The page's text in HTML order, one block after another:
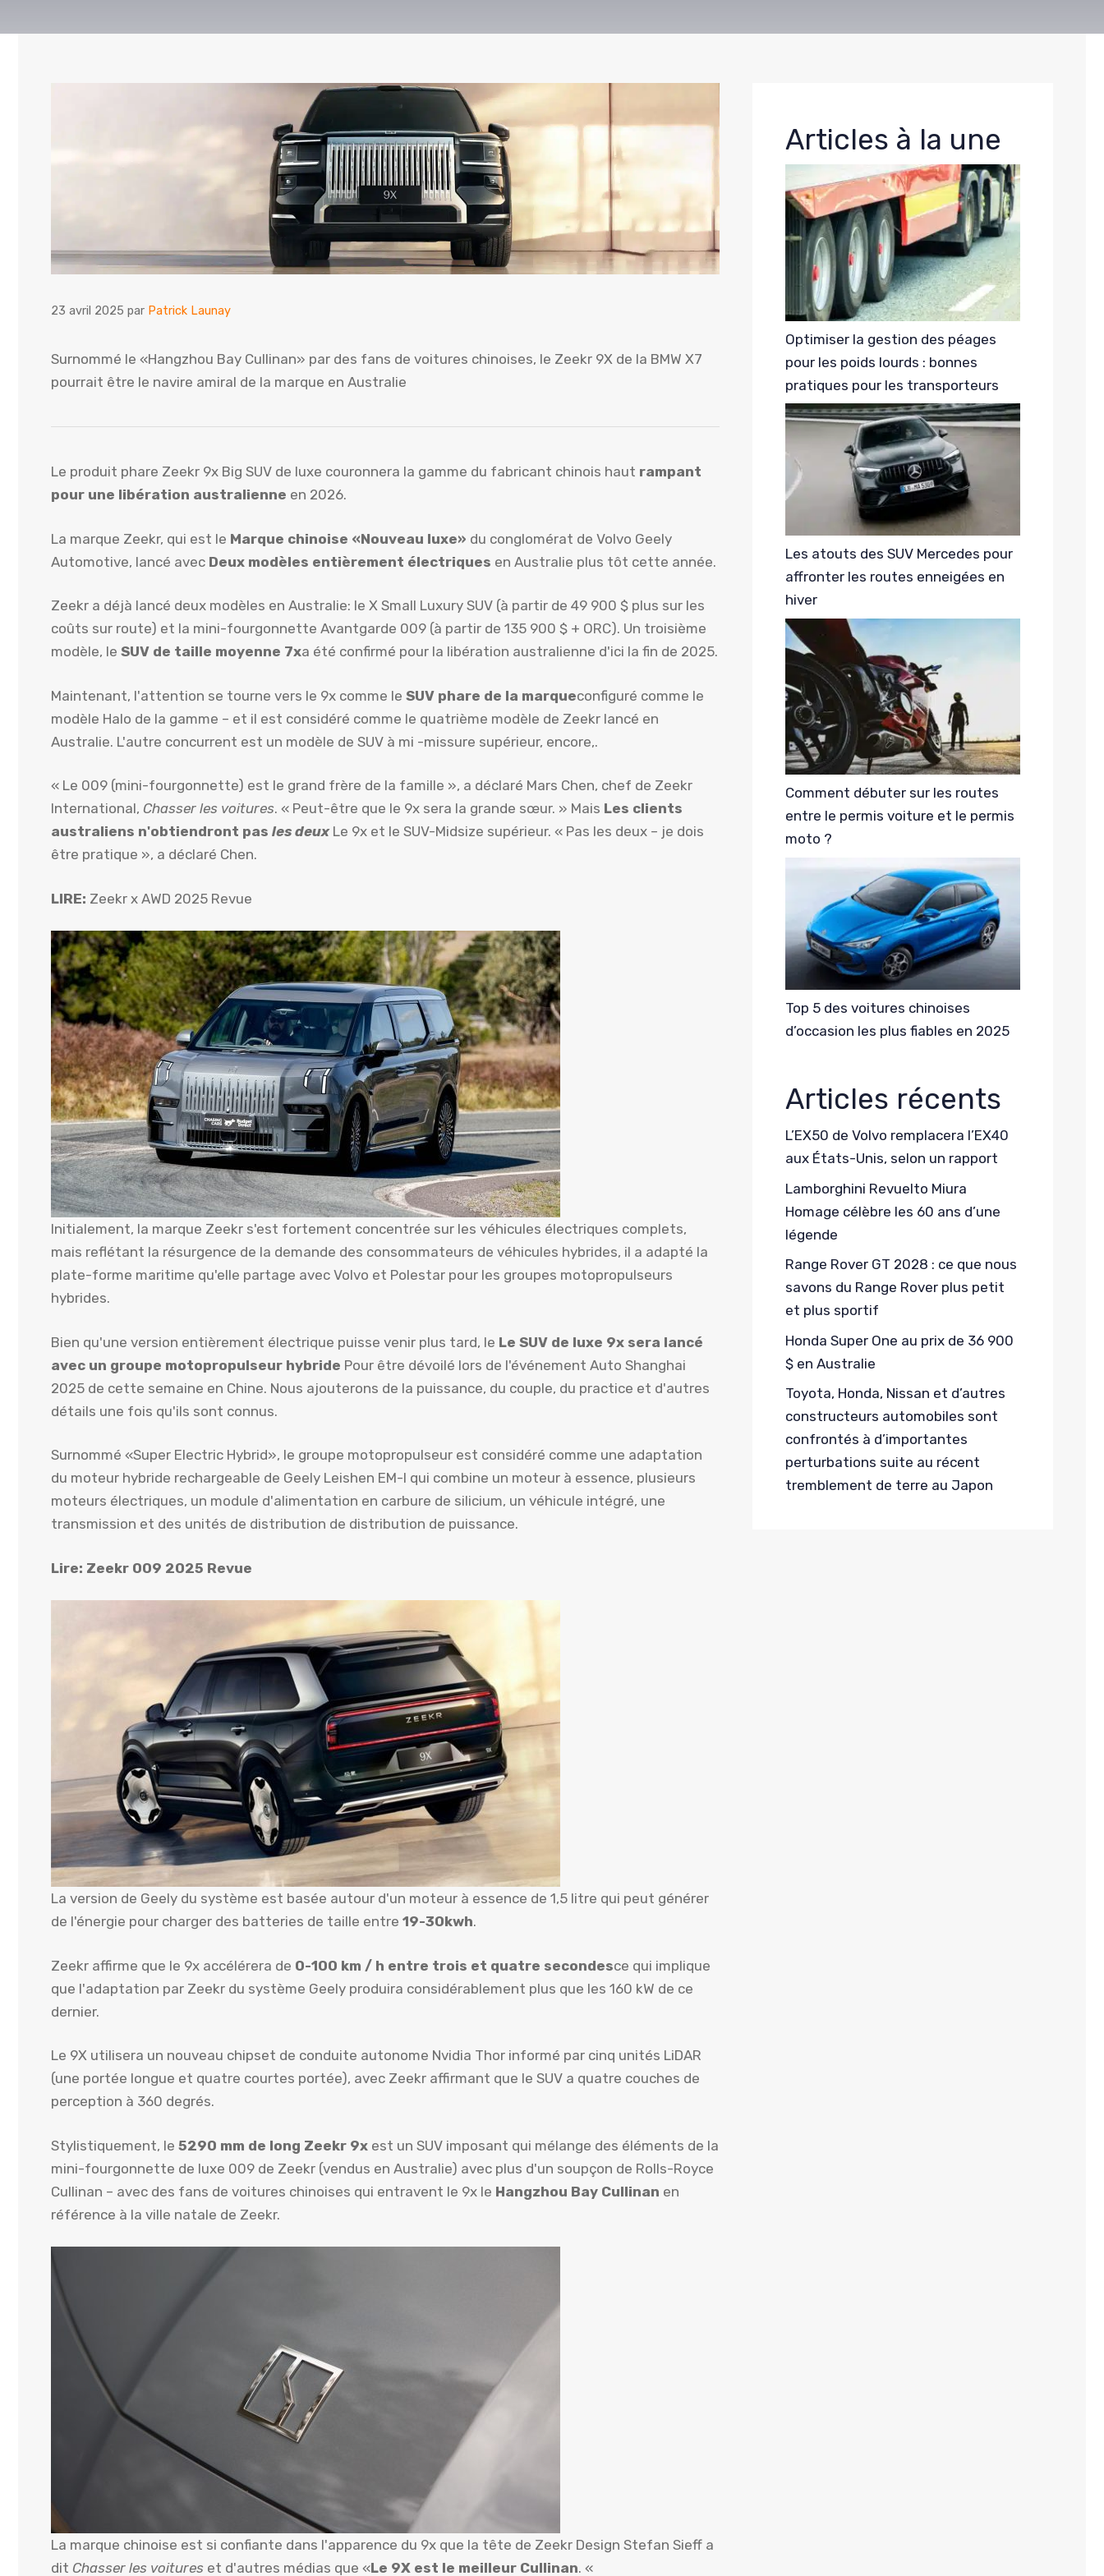
23 avril 2025 par Patrick Launay
Surnommé le «Hangzhou Bay Cullinan» par des fans de voitures chinoises, le Zeekr 9X de la BMW X7
pourrait être le navire amiral de la marque en Australie
Le produit phare Zeekr 9x Big SUV de luxe couronnera la gamme du fabricant chinois haut rampant
pour une libération australienne en 2026.
La marque Zeekr, qui est le Marque chinoise «Nouveau luxe» du conglomérat de Volvo Geely
Automotive, lancé avec Deux modèles entièrement électriques en Australie plus tôt cette année.
Zeekr a déjà lancé deux modèles en Australie: le X Small Luxury SUV (à partir de 49 900 $ plus sur les
coûts sur route) et la mini-fourgonnette Avantgarde 009 (à partir de 135 900 $ + ORC). Un troisième
modèle, le SUV de taille moyenne 7xa été confirmé pour la libération australienne d'ici la fin de 2025.
Maintenant, l'attention se tourne vers le 9x comme le SUV phare de la marqueconfiguré comme le
modèle Halo de la gamme – et il est considéré comme le quatrième modèle de Zeekr lancé en
Australie. L'autre concurrent est un modèle de SUV à mi -missure supérieur, encore,.
« Le 009 (mini-fourgonnette) est le grand frère de la famille », a déclaré Mars Chen, chef de Zeekr
International, Chasser les voitures. « Peut-être que le 9x sera la grande sœur. » Mais Les clients
australiens n'obtiendront pas les deuxLe 9x et le SUV-Midsize supérieur. « Pas les deux – je dois
être pratique », a déclaré Chen.
LIRE: Zeekr x AWD 2025 Revue
Initialement, la marque Zeekr s'est fortement concentrée sur les véhicules électriques complets,
mais reflétant la résurgence de la demande des consommateurs de véhicules hybrides, il a adapté la
plate-forme maritime qu'elle partage avec Volvo et Polestar pour les groupes motopropulseurs
hybrides.
Bien qu'une version entièrement électrique puisse venir plus tard, le Le SUV de luxe 9x sera lancé
avec un groupe motopropulseur hybride Pour être dévoilé lors de l'événement Auto Shanghai
2025 de cette semaine en Chine. Nous ajouterons de la puissance, du couple, du practice et d'autres
détails une fois qu'ils sont connus.
Surnommé «Super Electric Hybrid», le groupe motopropulseur est considéré comme une adaptation
du moteur hybride rechargeable de Geely Leishen EM-I qui combine un moteur à essence, plusieurs
moteurs électriques, un module d'alimentation en carbure de silicium, un véhicule intégré, une
transmission et des unités de distribution de distribution de puissance.
Lire: Zeekr 009 2025 Revue
La version de Geely du système est basée autour d'un moteur à essence de 1,5 litre qui peut générer
de l'énergie pour charger des batteries de taille entre 19-30kwh.
Zeekr affirme que le 9x accélérera de 0-100 km / h entre trois et quatre secondesce qui implique
que l'adaptation par Zeekr du système Geely produira considérablement plus que les 160 kW de ce
dernier.
Le 9X utilisera un nouveau chipset de conduite autonome Nvidia Thor informé par cinq unités LiDAR
(une portée longue et quatre courtes portée), avec Zeekr affirmant que le SUV a quatre couches de
perception à 360 degrés.
Stylistiquement, le 5290 mm de long Zeekr 9x est un SUV imposant qui mélange des éléments de la
mini-fourgonnette de luxe 009 de Zeekr (vendus en Australie) avec plus d'un soupçon de Rolls-Royce
Cullinan – avec des fans de voitures chinoises qui entravent le 9x le Hangzhou Bay Cullinan en
référence à la ville natale de Zeekr.
La marque chinoise est si confiante dans l'apparence du 9x que la tête de Zeekr Design Stefan Sieff a
dit Chasser les voitures et d'autres médias que «Le 9X est le meilleur Cullinan. «
Articles à la une
Optimiser la gestion des péages
pour les poids lourds : bonnes
pratiques pour les transporteurs
Les atouts des SUV Mercedes pour
affronter les routes enneigées en
hiver
Comment débuter sur les routes
entre le permis voiture et le permis
moto ?
Top 5 des voitures chinoises
d’occasion les plus fiables en 2025
Articles récents
L’EX50 de Volvo remplacera l’EX40
aux États-Unis, selon un rapport
Lamborghini Revuelto Miura
Homage célèbre les 60 ans d’une
légende
Range Rover GT 2028 : ce que nous
savons du Range Rover plus petit
et plus sportif
Honda Super One au prix de 36 900
$ en Australie
Toyota, Honda, Nissan et d’autres
constructeurs automobiles sont
confrontés à d’importantes
perturbations suite au récent
tremblement de terre au Japon